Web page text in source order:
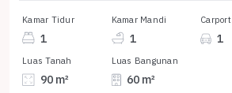
Kamar Tidur
1
Kamar Mandi
1
Carport
1
Luas Tanah
90 m²
Luas Bangunan
60 m²